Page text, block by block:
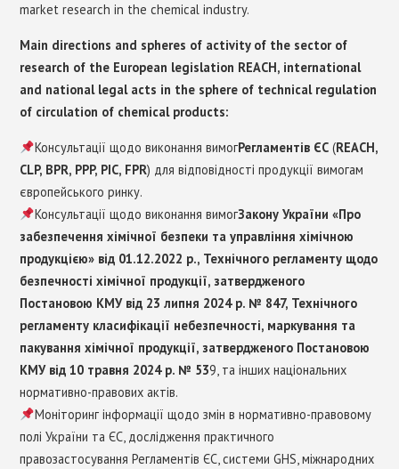
market research in the chemical industry.
Main directions and spheres of activity of the sector of
research of the European legislation REACH, international
and national legal acts in the sphere of technical regulation
of circulation of chemical products:
Консультації щодо виконання вимогРегламентів ЄС(REACH,
CLP, BPR, PPP, PIC, FPR) для відповідності продукції вимогам
європейського ринку.
Консультації щодо виконання вимогЗакону України «Про
забезпечення хімічної безпеки та управління хімічною
продукцією» від 01.12.2022 р., Технічного регламенту щодо
безпечності хімічної продукції, затвердженого
Постановою КМУ від 23 липня 2024 р. № 847, Технічного
регламенту класифікації небезпечності, маркування та
пакування хімічної продукції, затвердженого Постановою
КМУ від 10 травня 2024 р. № 539, та інших національних
нормативно-правових актів.
Моніторинг інформації щодо змін в нормативно-правовому
полі України та ЄС, дослідження практичного
правозастосування Регламентів ЄС, системи GHS, міжнародних